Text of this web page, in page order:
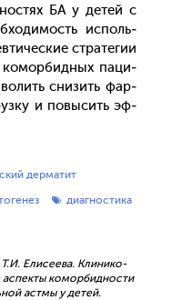
БА у де­тей с
ис­поль­
стра­тегии
ко­мор­бидных па­ци­
сни­зить фар­
и по­высить эф­
дерматит
диагностика
Елисеева. Клинико-
аспекты коморбидности
астмы у детей.